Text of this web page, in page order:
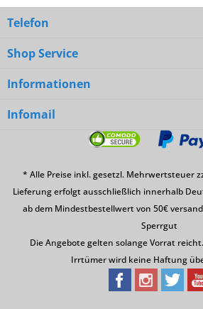
Telefon
Shop Service
Informationen
Infomail
* Alle Preise inkl. gesetzl. Mehrwertsteuer
Lieferung erfolgt ausschließlich innerhalb
ab dem Mindestbestellwert von 50€
Sperrgut
Die Angebote gelten solange Vorrat
Irrtümer wird keine Haftung